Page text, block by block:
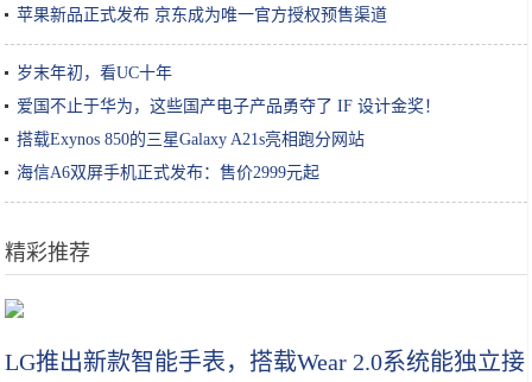
苹果新品正式发布 京东成为唯一官方授权预售渠道
岁末年初，看UC十年
爱国不止于华为，这些国产电子产品勇夺了 IF 设计金奖！
搭载Exynos 850的三星Galaxy A21s亮相跑分网站
海信A6双屏手机正式发布：售价2999元起
精彩推荐
LG推出新款智能手表，搭载Wear 2.0系统能独立接